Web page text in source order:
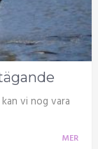
vi nog vara
MER